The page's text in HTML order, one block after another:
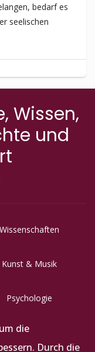
bedarf es
seelischen
Wirtschaft
Wissen,
und
Wissenschaften
Kunst & Musik
Psychologie
Zürich
die
Durch die